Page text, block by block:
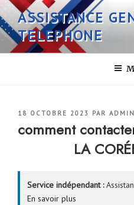
Aller
au
contenu
principal
ASSISTANCE
TELEPHONE
PUBLIÉ
18 OCTOBRE 2023 PAR
comment
LA
Service indépendant :
En savoir plus